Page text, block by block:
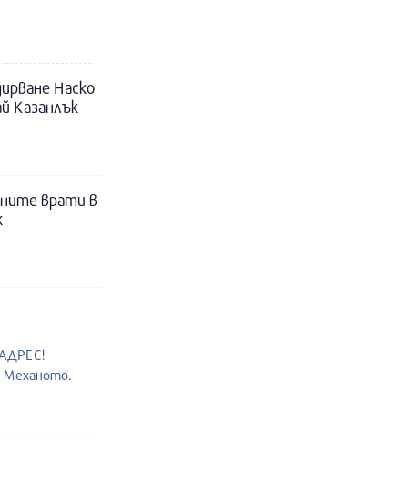
Наско
Казанлък
врати в
Механото.